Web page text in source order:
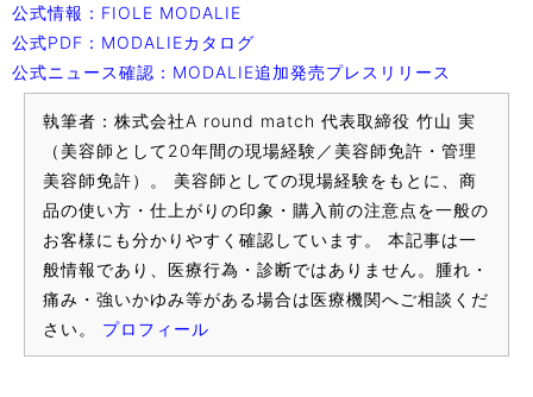
公式情報：FIOLE MODALIE
公式PDF：MODALIEカタログ
公式ニュース確認：MODALIE追加発売プレスリリース
執筆者：株式会社A round match 代表取締役 竹山 実
（美容師として20年間の現場経験／美容師免許・管理
美容師免許）。 美容師としての現場経験をもとに、商
品の使い方・仕上がりの印象・購入前の注意点を一般の
お客様にも分かりやすく確認しています。 本記事は一
般情報であり、医療行為・診断ではありません。腫れ・
痛み・強いかゆみ等がある場合は医療機関へご相談くだ
さい。 プロフィール